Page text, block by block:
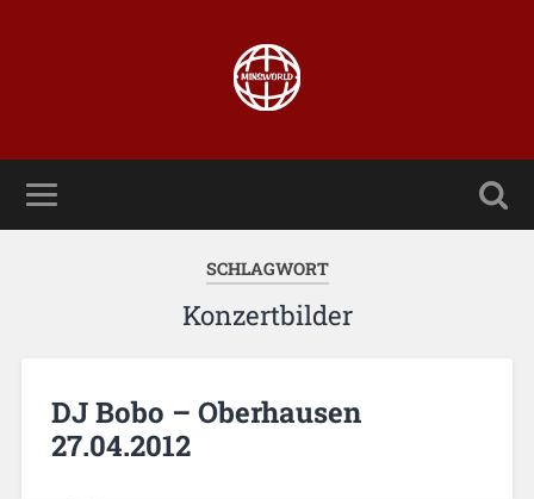
SCHLAGWORT
Konzertbilder
DJ Bobo – Oberhausen
27.04.2012